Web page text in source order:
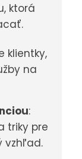
ktorá
klientky,
na
:
triky pre
vzhľad.